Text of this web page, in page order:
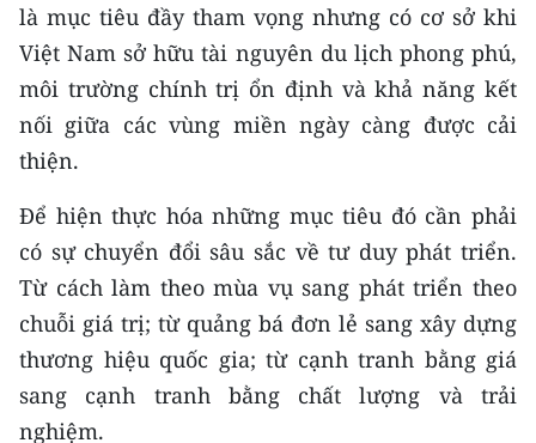
là mục tiêu đầy tham vọng nhưng có cơ sở khi
Việt Nam sở hữu tài nguyên du lịch phong phú,
môi trường chính trị ổn định và khả năng kết
nối giữa các vùng miền ngày càng được cải
thiện.
Để hiện thực hóa những mục tiêu đó cần phải
có sự chuyển đổi sâu sắc về tư duy phát triển.
Từ cách làm theo mùa vụ sang phát triển theo
chuỗi giá trị; từ quảng bá đơn lẻ sang xây dựng
thương hiệu quốc gia; từ cạnh tranh bằng giá
sang cạnh tranh bằng chất lượng và trải
nghiệm.